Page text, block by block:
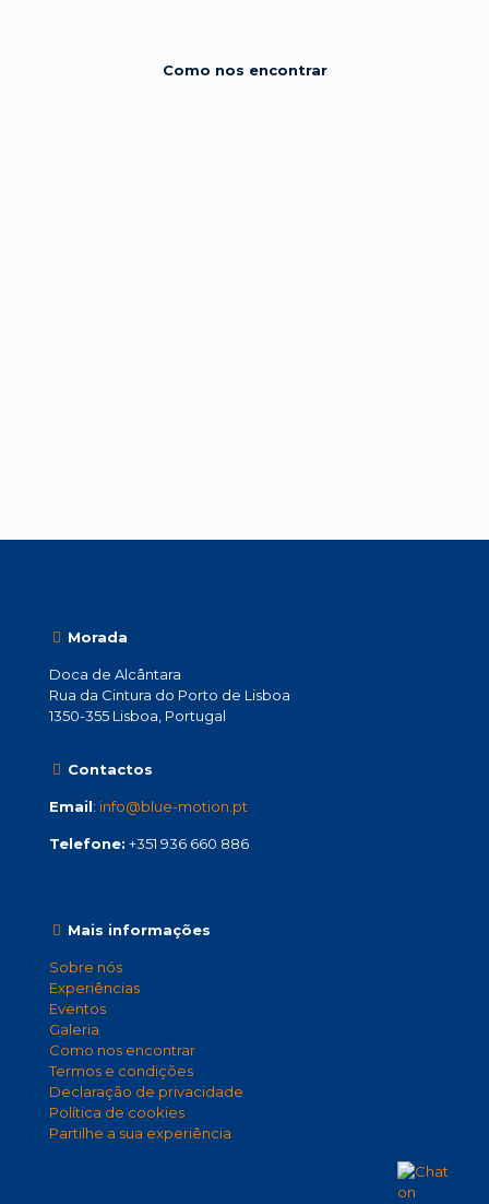
Como nos encontrar
Morada
Doca de Alcântara
Rua da Cintura do Porto de Lisboa
1350-355 Lisboa, Portugal
Contactos
Email: info@blue-motion.pt
Telefone: +351 936 660 886
Mais informações
Sobre nós
Experiências
Eventos
Galeria
Como nos encontrar
Termos e condições
Declaração de privacidade
Política de cookies
Partilhe a sua experiência